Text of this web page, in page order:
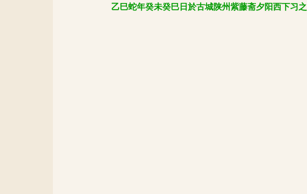
乙巳蛇年癸未癸巳日於古城陕州紫藤斋夕阳西下习之